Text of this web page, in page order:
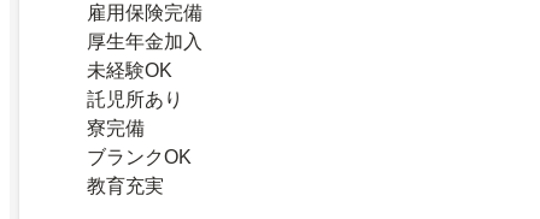
雇用保険完備
厚生年金加入
未経験OK
託児所あり
寮完備
ブランクOK
教育充実